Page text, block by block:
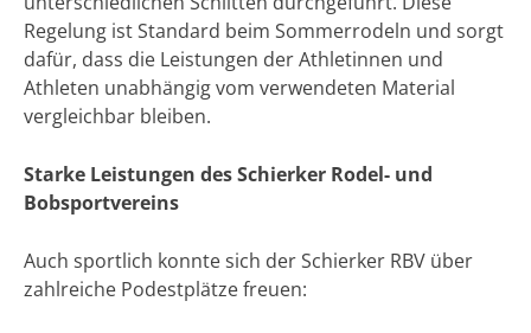
Regelung ist Standard beim Sommerrodeln und sorgt
dafür, dass die Leistungen der Athletinnen und
Athleten unabhängig vom verwendeten Material
vergleichbar bleiben.
Starke Leistungen des Schierker Rodel- und
Bobsportvereins
Auch sportlich konnte sich der Schierker RBV über
zahlreiche Podestplätze freuen: